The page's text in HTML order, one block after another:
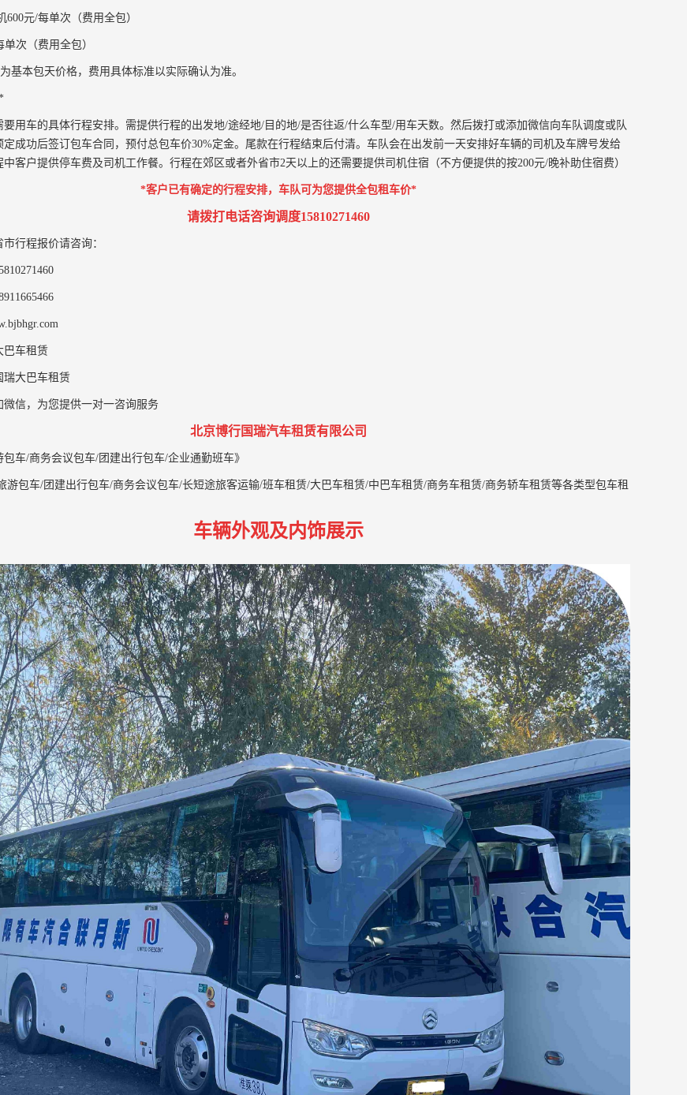
600元/每单次（费用全包）
次（费用全包）
基本包天价格，费用具体标准以实际确认为准。
要用车的具体行程安排。需提供行程的出发地/途经地/目的地/是否往返/什么车型/用车天数。然后拨打或添加微信向车队调度或队
定成功后签订包车合同，预付总包车价30%定金。尾款在行程结束后付清。车队会在出发前一天安排好车辆的司机及车牌号发给
客户提供停车费及司机工作餐。行程在郊区或者外省市2天以上的还需要提供司机住宿（不方便提供的按200元/晚补助住宿费）
*客户已有确定的行程安排，车队可为您提供全包租车价*
请拨打电话咨询调度15810271460
行程报价请咨询：
巴车租赁
瑞大巴车租赁
微信，为您提供一对一咨询服务
北京博行国瑞汽车租赁有限公司
车/商务会议包车/团建出行包车/企业通勤班车》
游包车/团建出行包车/商务会议包车/长短途旅客运输/班车租赁/大巴车租赁/中巴车租赁/商务车租赁/商务轿车租赁等各类型包车租
车辆外观及内饰展示